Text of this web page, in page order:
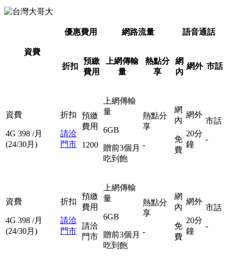
資費
優惠費用 網路流量 語音通話
折扣
預繳
費用
上網傳輸
量
熱點分
享
網
內
網外 市話
資費
4G 398 /月
(24/30月)
折扣
請洽
門市
預繳
費用
1200
上網傳輸
量
6GB
贈前3個月
吃到飽
熱點分
享
-
網
內
免
費
網外
20分
鐘
市話
-
資費
4G 398 /月
(24/30月)
折扣
請洽
門市
預繳
費用
請洽
門市
上網傳輸
量
6GB
贈前3個月
吃到飽
熱點分
享
-
網
內
免
費
網外
20分
鐘
市話
-